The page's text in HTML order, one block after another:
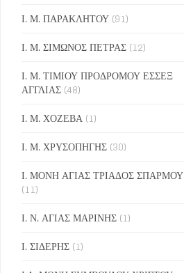
Ι. Μ. ΠΑΡΑΚΛΗΤΟΥ (91)
Ι. Μ. ΣΙΜΩΝΟΣ ΠΕΤΡΑΣ (12)
Ι. Μ. ΤΙΜΙΟΥ ΠΡΟΔΡΟΜΟΥ ΕΣΣΕΞ
ΑΓΓΛΙΑΣ (48)
Ι. Μ. ΧΟΖΕΒΑ (1)
Ι. Μ. ΧΡΥΣΟΠΗΓΗΣ (30)
Ι. ΜΟΝΗ ΑΓΙΑΣ ΤΡΙΑΔΟΣ ΣΠΑΡΜΟΥ
(11)
Ι. Ν. ΑΓΙΑΣ ΜΑΡΙΝΗΣ (1)
Ι. ΣΙΔΕΡΗΣ (1)